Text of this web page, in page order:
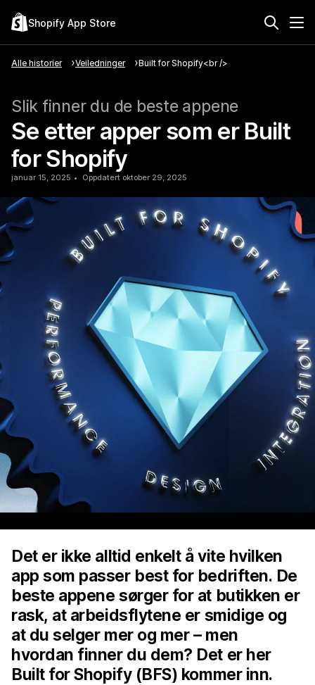
Shopify App Store
Alle historier Veiledninger Built for Shopify<br />
Slik finner du de beste appene
Se etter apper som er Built
for Shopify
januar 15, 2025 Oppdatert oktober 29, 2025
Det er ikke alltid enkelt å vite hvilken
app som passer best for bedriften. De
beste appene sørger for at butikken er
rask, at arbeidsflytene er smidige og
at du selger mer og mer – men
hvordan finner du dem? Det er her
Built for Shopify (BFS) kommer inn.